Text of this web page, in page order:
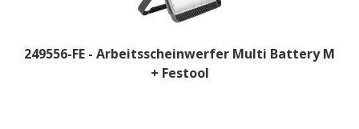
249556-FE - Arbeitsscheinwerfer Multi Battery M
+ Festool